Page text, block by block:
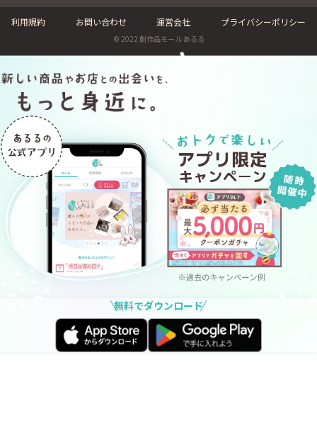
利用規約 お問い合わせ 運営会社 プライバシーポリシー
© 2022 創作品モール あるる
無料でダウンロード